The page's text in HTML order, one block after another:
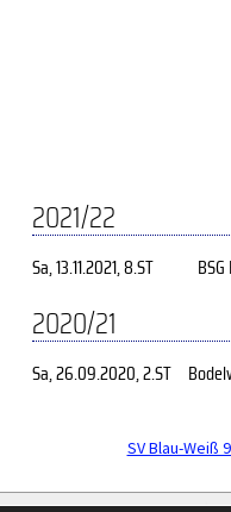
2021/22
Sa, 13.11.2021, 8.ST
2020/21
Sa, 26.09.2020, 2.ST
SV Blau-Weiß